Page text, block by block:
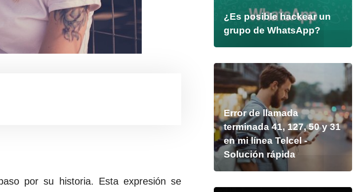
por su historia. Esta expresión se
¿Es posible hackear un
grupo de WhatsApp?
Error de llamada
terminada 41, 127, 50 y 31
en mi línea Telcel -
Solución rápida